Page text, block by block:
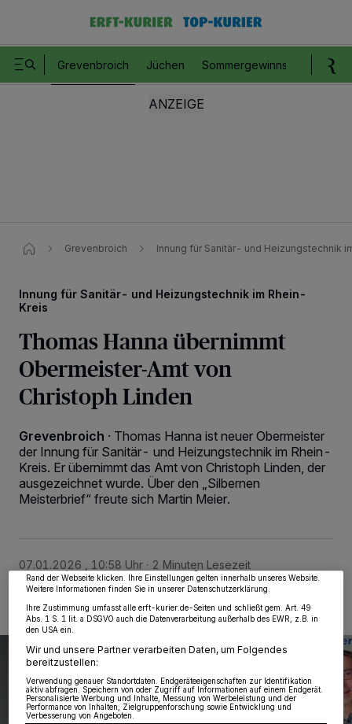
Grevenbroich Jüchen Sommergewinnspiel
Grevenbroich Innung für Sanitär- und Heizungstechnik
Innung für Sanitär- und Heizungstechnik im Rhein-
Kreis
Thomas Hanna übernimmt
Obermeister-Amt von
Christoph Linden
Grevenbroich · Thomas Hanna ist neuer Obermeister
der Innung für Sanitär- und Heizungstechnik im Rhein-
Kreis. Er übernimmt das Amt von Christoph Linden, der
ausgezeichnet wurde. Über den „Silbernen
Meisterbrief“ freute sich Martin Meier.
07.01.2026 , 10:58 Uhr 2 Minuten Lesezeit
Wir und unsere218-Partner speichern und greifen auf personenbezogene Daten
wie Browserdaten oder eindeutige Kennungen auf Ihrem Gerät zu. Durch Auswahl
widerrufen, indem Sie auf den Link Einstellungen oder Ablehnen am unteren
Rand der Webseite klicken. Ihre Einstellungen gelten innerhalb unseres Website.
Weitere Informationen finden Sie in unserer Datenschutzerklärung.
Ihre Zustimmung umfasst alle erft-kurier.de-Seiten und schließt gem. Art. 49
Abs. 1 S. 1 lit. a DSGVO auch die Datenverarbeitung außerhalb des EWR, z.B. in
den USA ein.
Wir und unsere Partner verarbeiten Daten, um Folgendes
bereitzustellen:
Verwendung genauer Standortdaten. Endgeräteeigenschaften zur Identifikation
aktiv abfragen. Speichern von oder Zugriff auf Informationen auf einem Endgerät.
Personalisierte Werbung und Inhalte, Messung von Werbeleistung und der
Performance von Inhalten, Zielgruppenforschung sowie Entwicklung und
Verbesserung von Angeboten.